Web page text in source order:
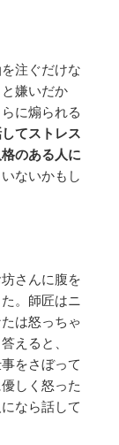
注ぐだけな
嫌いだか
に煽られる
てストレス
のある人に
ないかもし
さんに腹を
。師匠はニ
は怒っちゃ
えると、
をさぼって
しく怒った
なら話して